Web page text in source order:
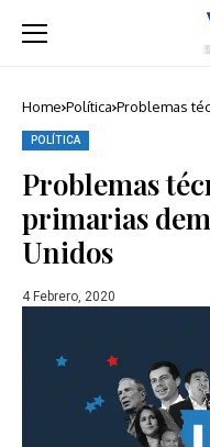
Home Política Problemas
POLÍTICA
Problemas
primarias
Unidos
4 Febrero, 2020